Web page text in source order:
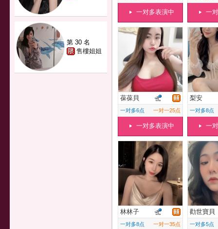
第 30 名
售樓姐姐
一对多表演中 一
葆葆貝
一对多6点 一对一25点
一对多表演中
梨安
一对多8点
一
林林子
一对多8点 一对一35点
勸世寶貝
一对多5点